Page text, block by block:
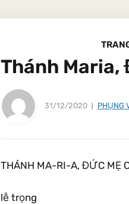
Thánh Maria,
31/12/2020 PHỤNG
THÁNH MA-RI-A, ĐỨC MẸ
lễ trọng